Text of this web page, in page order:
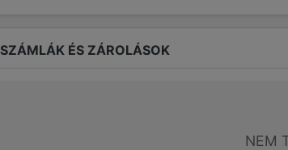
SZÁMLÁK ÉS ZÁROLÁSOK
NEM